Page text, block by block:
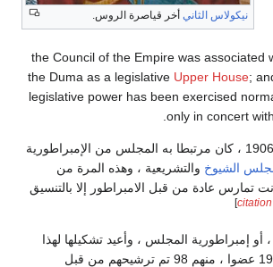
نيكولاس الثاني أخر قياصرة الروس.
, the Council of the Empire was associated
the Duma as a legislative Upper House;
legislative power has been exercised
only in concert
من قانون 20 فبراير 1906 ، كان مرتبطا به المجلس من الإمبراطورية
الشيوخ والتشريعية ، وهذه المرة من
تمارس عادة من قبل الامبراطور إلا بالتنسيق
]
إمبراطورية المجلس ، وأعيد تشكيلها لهذا
الغرض ، تتألف من 196 عضوا ، منهم 98 تم ترشيحهم من قبل